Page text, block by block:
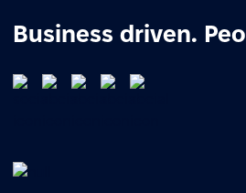
Business driven.